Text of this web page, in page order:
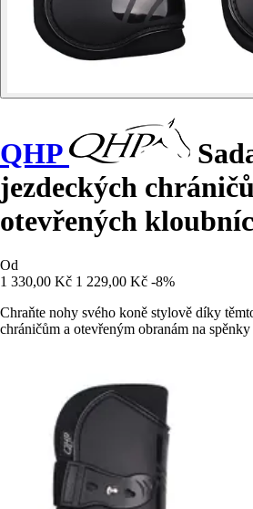
QHP
jezdeckých
otevřených
Od
1 330,00 Kč 1 229,00 Kč -8%
Chraňte nohy svého koně stylově díky
chráničům a otevřeným obranám na spěnky